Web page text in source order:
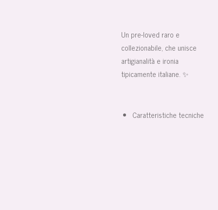
Un pre-loved raro e
collezionabile, che unisce
artigianalità e ironia
tipicamente italiane. ✨
Caratteristiche tecniche